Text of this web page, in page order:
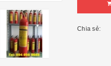
Chia sẻ: